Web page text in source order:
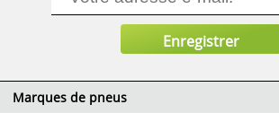
Marques de pneus